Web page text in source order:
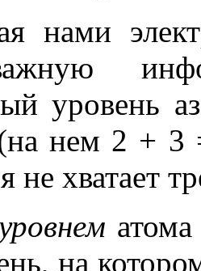
нами
уровень
нем 2 + 3
не хватает
на